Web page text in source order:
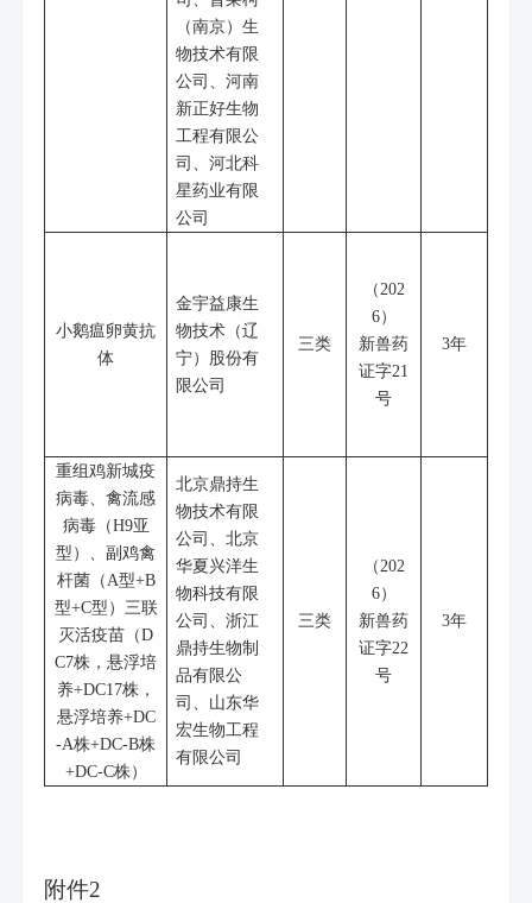
（南京）生
物技术有限
公司、河南
新正好生物
工程有限公
司、河北科
星药业有限
公司
小鹅瘟卵黄抗
体
金宇益康生
物技术（辽
宁）股份有
限公司
三类
（202
6）
新兽药
证字21
号
3年
重组鸡新城疫
病毒、禽流感
病毒（H9亚
型）、副鸡禽
杆菌（A型+B
型+C型）三联
灭活疫苗（D
C7株，悬浮培
养+DC17株，
悬浮培养+DC
-A株+DC-B株
+DC-C株）
北京鼎持生
物技术有限
公司、北京
华夏兴洋生
物科技有限
公司、浙江
鼎持生物制
品有限公
司、山东华
宏生物工程
有限公司
三类
（202
6）
新兽药
证字22
号
3年
附件2